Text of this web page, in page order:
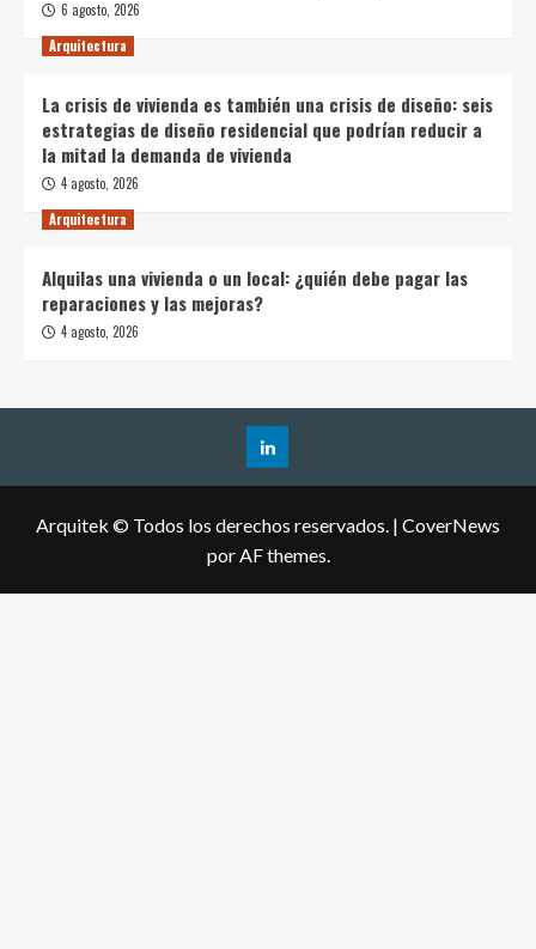
6 agosto, 2026
Arquitectura
La crisis de vivienda es también una crisis de diseño: seis
estrategias de diseño residencial que podrían reducir a
la mitad la demanda de vivienda
4 agosto, 2026
Arquitectura
Alquilas una vivienda o un local: ¿quién debe pagar las
reparaciones y las mejoras?
4 agosto, 2026
Arquitek © Todos los derechos reservados. | CoverNews
por AF themes.